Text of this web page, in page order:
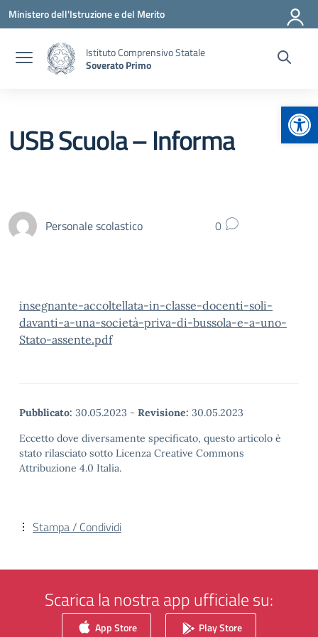
Vai ai contenuti
Vai al menu di navigazione
Vai al footer
Ministero dell'Istruzione e del Merito
Istituto Comprensivo Statale
Soverato Primo
USB Scuola – Informa
Personale scolastico 0
insegnante-accoltellata-in-classe-docenti-soli-
davanti-a-una-società-priva-di-bussola-e-a-uno-
Stato-assente.pdf
Pubblicato: 30.05.2023 - Revisione: 30.05.2023
Eccetto dove diversamente specificato, questo articolo è
stato rilasciato sotto Licenza Creative Commons
Attribuzione 4.0 Italia.
Stampa / Condividi
Scarica la nostra app ufficiale su:
App Store Play Store